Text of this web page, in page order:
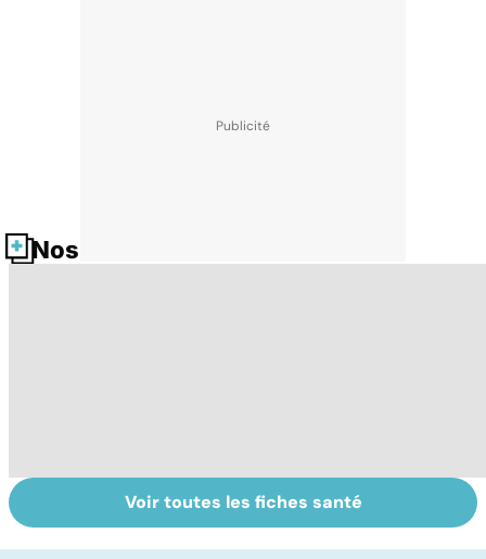
Nos fiches santé
coeliaque :
Tout savoir sur
nos excréments
Voir toutes les fiches santé